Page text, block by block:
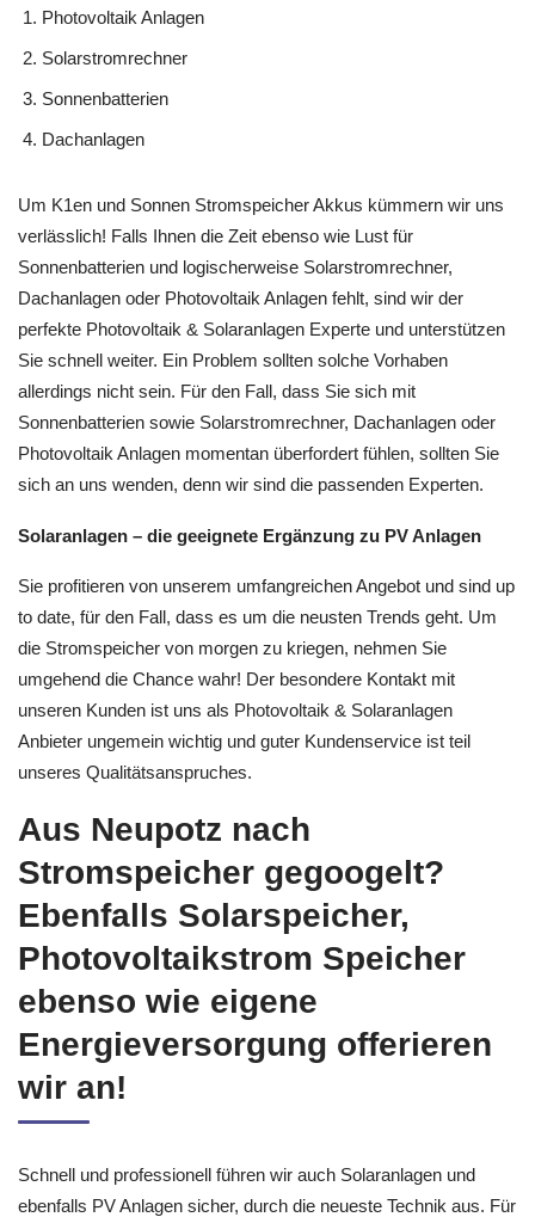
Photovoltaik Anlagen
Solarstromrechner
Sonnenbatterien
Dachanlagen
Um K1en und Sonnen Stromspeicher Akkus kümmern wir uns
verlässlich! Falls Ihnen die Zeit ebenso wie Lust für
Sonnenbatterien und logischerweise Solarstromrechner,
Dachanlagen oder Photovoltaik Anlagen fehlt, sind wir der
perfekte Photovoltaik & Solaranlagen Experte und unterstützen
Sie schnell weiter. Ein Problem sollten solche Vorhaben
allerdings nicht sein. Für den Fall, dass Sie sich mit
Sonnenbatterien sowie Solarstromrechner, Dachanlagen oder
Photovoltaik Anlagen momentan überfordert fühlen, sollten Sie
sich an uns wenden, denn wir sind die passenden Experten.
Solaranlagen – die geeignete Ergänzung zu PV Anlagen
Sie profitieren von unserem umfangreichen Angebot und sind up
to date, für den Fall, dass es um die neusten Trends geht. Um
die Stromspeicher von morgen zu kriegen, nehmen Sie
umgehend die Chance wahr! Der besondere Kontakt mit
unseren Kunden ist uns als Photovoltaik & Solaranlagen
Anbieter ungemein wichtig und guter Kundenservice ist teil
unseres Qualitätsanspruches.
Aus Neupotz nach
Stromspeicher gegoogelt?
Ebenfalls Solarspeicher,
Photovoltaikstrom Speicher
ebenso wie eigene
Energieversorgung offerieren
wir an!
Schnell und professionell führen wir auch Solaranlagen und
ebenfalls PV Anlagen sicher, durch die neueste Technik aus. Für